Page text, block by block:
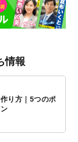
情報
り方｜5つのポ